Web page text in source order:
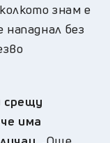
знам е
без
срещу
има